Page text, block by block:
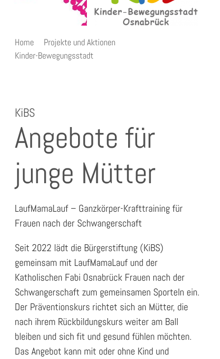
Home
Projekte und Aktionen
Kinder-Bewegungsstadt
KiBS
Angebote für
junge Mütter
LaufMamaLauf – Ganzkörper-Krafttraining für
Frauen nach der Schwangerschaft
Seit 2022 lädt die Bürgerstiftung (KiBS)
gemeinsam mit LaufMamaLauf und der
Katholischen Fabi Osnabrück Frauen nach der
Schwangerschaft zum gemeinsamen Sporteln ein.
Der Präventionskurs richtet sich an Mütter, die
nach ihrem Rückbildungskurs weiter am Ball
bleiben und sich fit und gesund fühlen möchten.
Das Angebot kann mit oder ohne Kind und